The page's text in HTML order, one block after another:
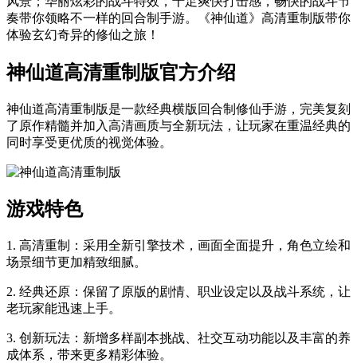
奏带你领略不一样的回合制手游。《神仙道》高清重制版带你
体验玄幻奇异的修仙之旅！
神仙道高清重制版官方介绍
神仙道高清重制版是一款经典横版回合制修仙手游，完美复刻
了原作精髓并加入高清画质与全新玩法，让玩家在重温经典的
同时享受更优质的视觉体验。
游戏特色
1. 高清重制：采用全新引擎技术，画面全面提升，角色立绘和
场景细节更加精致细腻。
2. 经典还原：保留了原版的剧情、职业设定以及战斗系统，让
老玩家能迅速上手。
3. 创新玩法：新增多样副本挑战、社交互动功能以及丰富的养
成体系，带来更多精彩体验。